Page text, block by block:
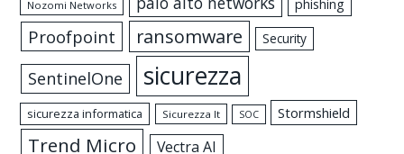
Nozomi Networks phishing
Proofpoint ransomware Security
SentinelOne sicurezza
sicurezza informatica Sicurezza It SOC Stormshield
Trend Micro Vectra AI